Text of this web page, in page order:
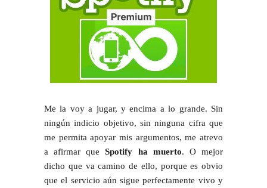
Me la voy a jugar, y encima a lo grande. Sin
ningún indicio objetivo, sin ninguna cifra que
me permita apoyar mis argumentos, me atrevo
a afirmar queSpotify ha muerto. O mejor
dicho que va camino de ello, porque es obvio
que el servicio aún sigue perfectamente vivo y